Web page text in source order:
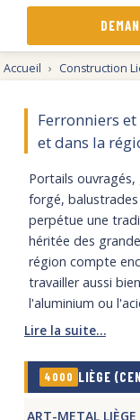
Accueil › Construction
Ferronniers
et dans la
Portails
forgé,
perpétue une
héritée des
région compte
travailler aussi
l'aluminium ou
4000 LIÈGE
ART-METAL LIÈGE